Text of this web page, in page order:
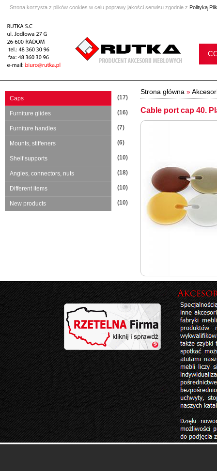
Strona korzysta z plików cookies w celu poprawy jakości serwisu zgodnie z Polityką
Caps (17)
Furniture glides (16)
Furniture handles (7)
Mounts, stiffeners (6)
Shelf supports (10)
Angles, connectors, nuts (18)
Different items (10)
New products (10)
Strona główna »
Cable port cap 40.